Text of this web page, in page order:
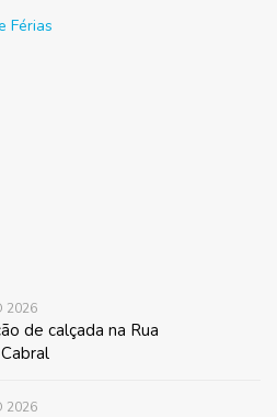
Férias
2026
de calçada na Rua
2026